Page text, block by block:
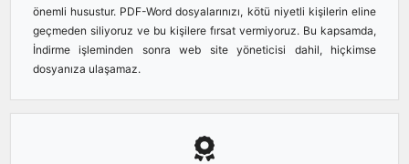
önemli husustur. PDF-Word dosyalarınızı, kötü niyetli kişilerin eline
geçmeden siliyoruz ve bu kişilere fırsat vermiyoruz. Bu kapsamda,
İndirme işleminden sonra web site yöneticisi dahil, hiçkimse
dosyanıza ulaşamaz.